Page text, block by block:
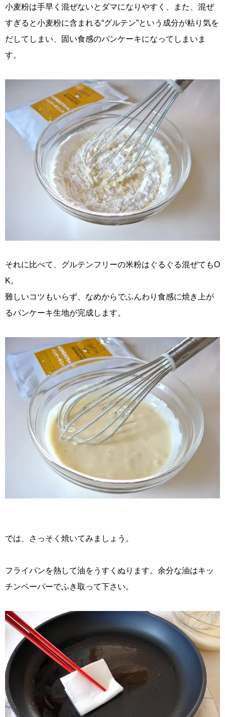
小麦粉は手早く混ぜないとダマになりやすく、また、混ぜ
すぎると小麦粉に含まれる“グルテン”という成分が粘り気を
だしてしまい、固い食感のパンケーキになってしまいま
す。
それに比べて、グルテンフリーの米粉はぐるぐる混ぜてもO
K。
難しいコツもいらず、なめからでふんわり食感に焼き上が
るパンケーキ生地が完成します。
では、さっそく焼いてみましょう。
フライパンを熱して油をうすくぬります。余分な油はキッ
チンペーパーでふき取って下さい。